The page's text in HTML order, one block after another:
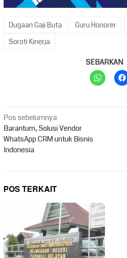
Dugaan Gaji Buta Guru Honorer
Soroti Kinerja
SEBARKAN
Navigasi
pos
Pos sebelumnya
Barantum, Solusi Vendor
WhatsApp CRM untuk Bisnis
Indonesia
POS TERKAIT